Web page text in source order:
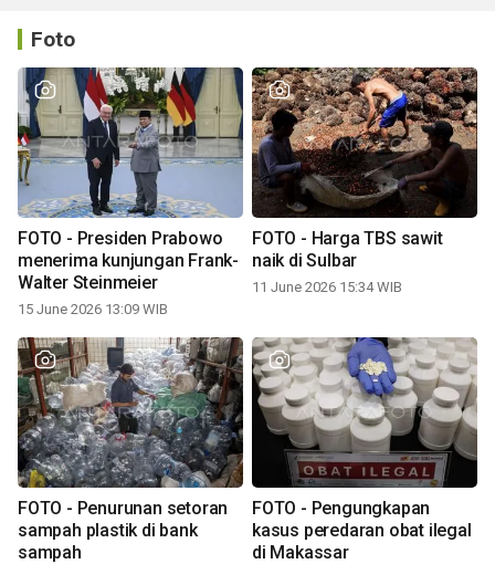
Foto
FOTO - Presiden Prabowo
menerima kunjungan Frank-
Walter Steinmeier
15 June 2026 13:09 WIB
FOTO - Harga TBS sawit
naik di Sulbar
11 June 2026 15:34 WIB
FOTO - Penurunan setoran
sampah plastik di bank
sampah
FOTO - Pengungkapan
kasus peredaran obat ilegal
di Makassar